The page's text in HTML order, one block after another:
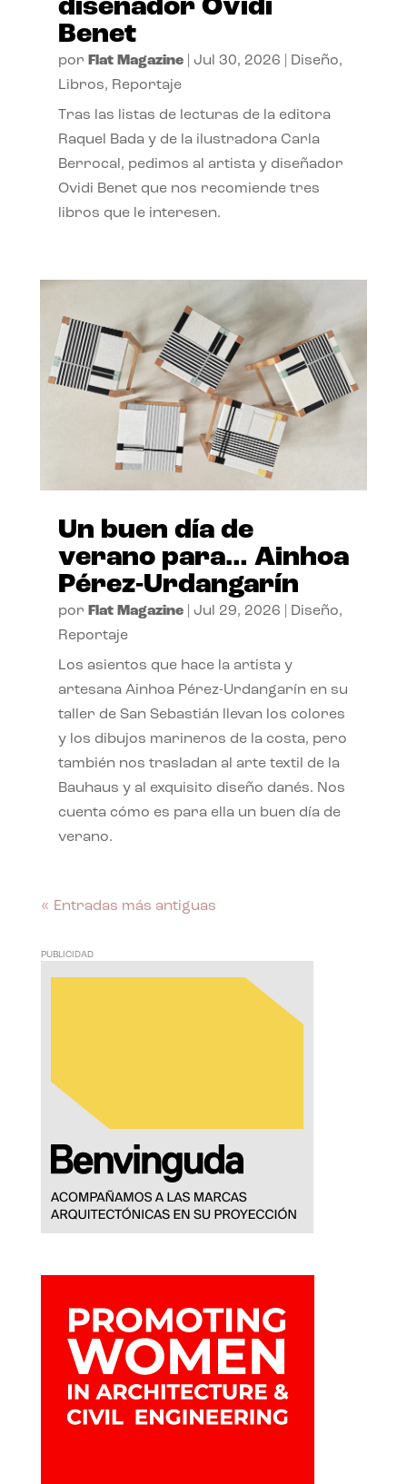
diseñador Ovidi
Benet
por Flat Magazine| Jul 30, 2026 Diseño,
Libros, Reportaje
Tras las listas de lecturas de la editora
Raquel Bada y de la ilustradora Carla
Berrocal, pedimos al artista y diseñador
Ovidi Benet que nos recomiende tres
libros que le interesen.
Un buen día de
verano para… Ainhoa
Pérez-Urdangarín
por Flat Magazine| Jul 29, 2026 Diseño,
Reportaje
Los asientos que hace la artista y
artesana Ainhoa Pérez-Urdangarín en su
taller de San Sebastián llevan los colores
y los dibujos marineros de la costa, pero
también nos trasladan al arte textil de la
Bauhaus y al exquisito diseño danés. Nos
cuenta cómo es para ella un buen día de
verano.
« Entradas más antiguas
PUBLICIDAD